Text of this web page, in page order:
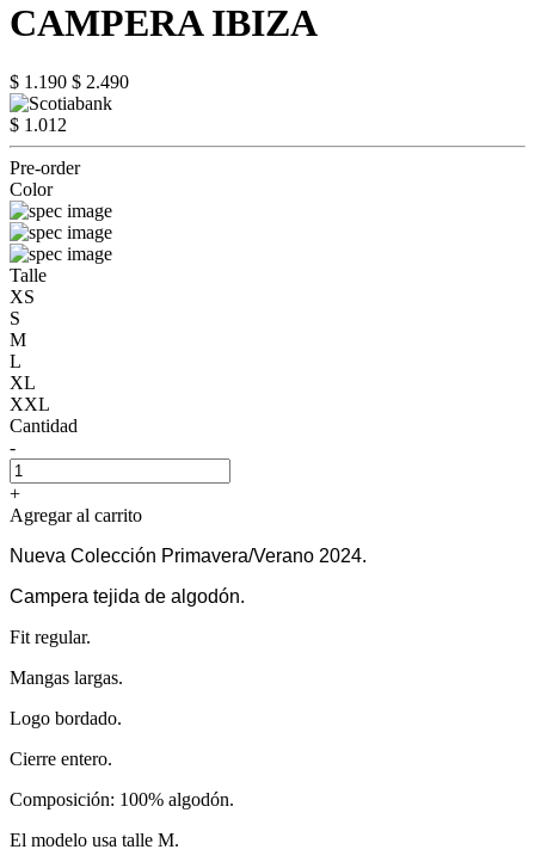
CAMPERA IBIZA
$ 1.190 $ 2.490
$ 1.012
Pre-order
Color
Talle
XS
S
M
L
XL
XXL
Cantidad
-
+
Agregar al carrito
Nueva Colección Primavera/Verano 2024.
Campera tejida de algodón.
Fit regular.
Mangas largas.
Logo bordado.
Cierre entero.
Composición: 100% algodón.
El modelo usa talle M.